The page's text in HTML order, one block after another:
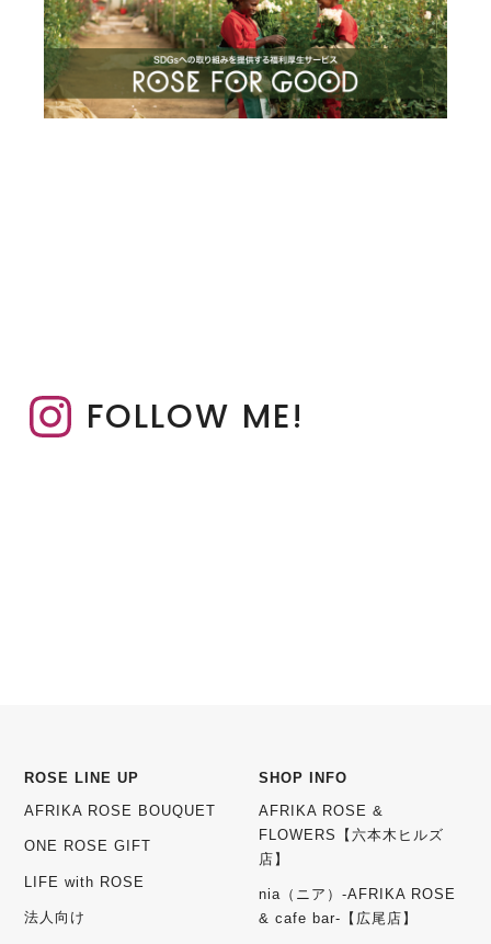
FOLLOW ME!
ROSE LINE UP
AFRIKA ROSE BOUQUET
ONE ROSE GIFT
LIFE with ROSE
法人向け
SHOP INFO
AFRIKA ROSE &
FLOWERS【六本木ヒルズ
店】
nia（ニア）-AFRIKA ROSE
& cafe bar-【広尾店】